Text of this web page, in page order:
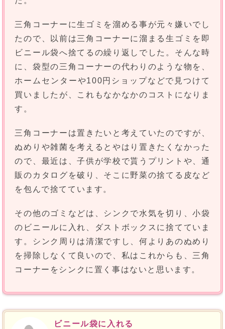
三角コーナーに生ゴミを溜める事が元々嫌いでし
たので、以前は三角コーナーに溜まる生ゴミを即
ビニール袋へ捨てるの繰り返しでした。そんな時
に、袋型の三角コーナーの代わりのような物を、
ホームセンターや100円ショップなどで見つけて
買いましたが、これもなかなかのコストになりま
す。
三角コーナーは置きたいと考えていたのですが、
ぬめりや雑菌を考えるとやはり置きたくなかった
ので、最近は、子供が学校で貰うプリントや、通
販のカタログを破り、そこに野菜の捨てる皮など
を包んで捨てています。
その他のゴミなどは、シンクで水気を切り、小袋
のビニールに入れ、ダストボックスに捨てていま
す。シンク周りは清潔ですし、何よりあのぬめり
を掃除しなくて良いので、私はこれからも、三角
コーナーをシンクに置く事はないと思います。
ビニール袋に入れる